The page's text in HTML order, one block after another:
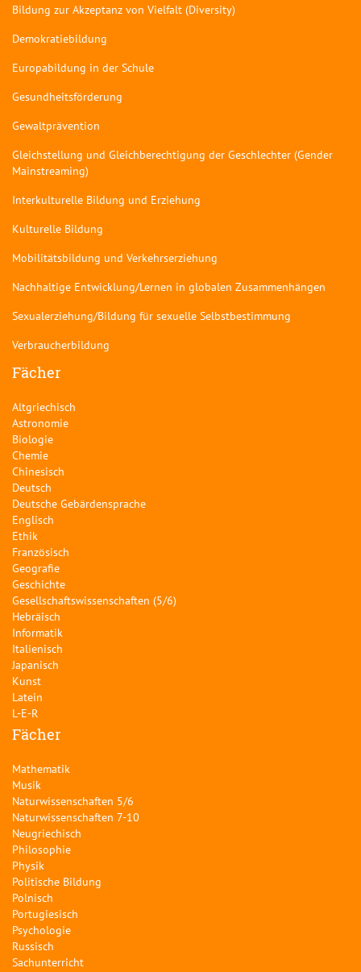
Bildung zur Akzeptanz von Vielfalt (Diversity)
Demokratiebildung
Europabildung in der Schule
Gesundheitsförderung
Gewaltprävention
Gleichstellung und Gleichberechtigung der Geschlechter (Gender
Mainstreaming)
Interkulturelle Bildung und Erziehung
Kulturelle Bildung
Mobilitätsbildung und Verkehrserziehung
Nachhaltige Entwicklung/Lernen in globalen Zusammenhängen
Sexualerziehung/Bildung für sexuelle Selbstbestimmung
Verbraucherbildung
Fächer
Altgriechisch
Astronomie
Biologie
Chemie
Chinesisch
Deutsch
Deutsche Gebärdensprache
Englisch
Ethik
Französisch
Geografie
Geschichte
Gesellschaftswissenschaften (5/6)
Hebräisch
Informatik
Italienisch
Japanisch
Kunst
Latein
L-E-R
Fächer
Mathematik
Musik
Naturwissenschaften 5/6
Naturwissenschaften 7-10
Neugriechisch
Philosophie
Physik
Politische Bildung
Polnisch
Portugiesisch
Psychologie
Russisch
Sachunterricht